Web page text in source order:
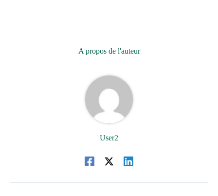
A propos de l'auteur
User2